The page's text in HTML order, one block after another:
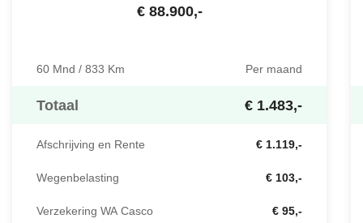
€ 88.900,-
60 Mnd / 833 Km Per maand
Totaal € 1.483,-
Afschrijving en Rente € 1.119,-
Wegenbelasting € 103,-
Verzekering WA Casco € 95,-